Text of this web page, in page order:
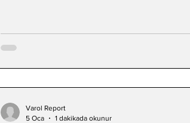
Varol Report
5 Oca
1 dakikada okunur